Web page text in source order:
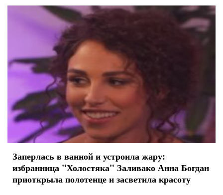
Заперлась в ванной и устроила жару:
избранница "Холостяка" Заливако Анна Богдан
приоткрыла полотенце и засветила красоту